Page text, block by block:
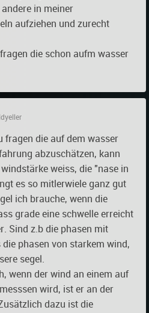
in meiner
aufziehen und zurecht
die schon aufm wasser
fragen die auf dem wasser
abzuschätzen, kann
weiss, die "nase in
es so mitlerwiele ganz gut
ich brauche, wenn die
grade eine schwelle erreicht
Sind z.b die phasen mit
phasen von starkem wind,
segel.
wenn der wind an einem auf
wird, ist er an der
dazu ist die